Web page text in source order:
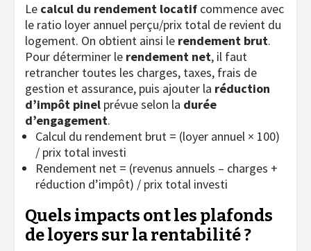
Le calcul du rendement locatif commence avec
le ratio loyer annuel perçu/prix total de revient du
logement. On obtient ainsi le rendement brut.
Pour déterminer le rendement net, il faut
retrancher toutes les charges, taxes, frais de
gestion et assurance, puis ajouter la réduction
d’impôt pinel prévue selon la durée
d’engagement.
Calcul du rendement brut = (loyer annuel × 100)
/ prix total investi
Rendement net = (revenus annuels – charges +
réduction d’impôt) / prix total investi
Quels impacts ont les plafonds
de loyers sur la rentabilité ?